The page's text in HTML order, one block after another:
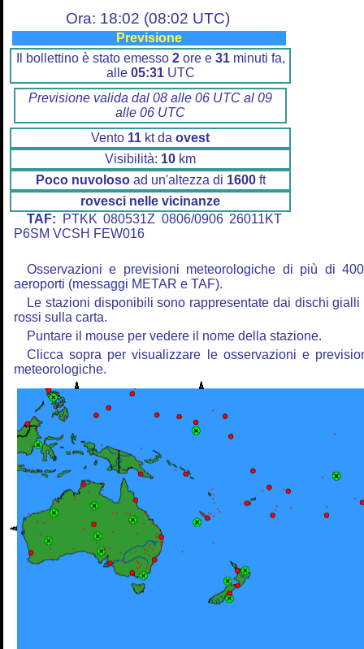
Ora: 18:02 (08:02 UTC)
Previsione
Il bollettino è stato emesso 2ore e 31minuti fa,
alle 05:31UTC
Previsione valida dal 08 alle 06 UTC al 09
alle 06 UTC
Vento 11 kt da ovest
Visibilità: 10 km
Poco nuvolosoad un'altezza di 1600ft
rovesci nelle vicinanze
TAF: PTKK 080531Z 0806/0906 26011KT
P6SM VCSH FEW016
Osservazioni e previsioni meteorologiche di più di
aeroporti (messaggi METAR e TAF).
Le stazioni disponibili sono rappresentate dai dischi gialli
rossi sulla carta.
Puntare il mouse per vedere il nome della stazione.
Clicca sopra per visualizzare le osservazioni e
meteorologiche.